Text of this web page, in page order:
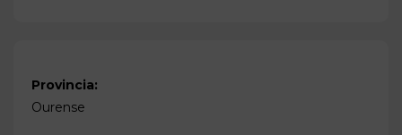
Provincia:
Ourense